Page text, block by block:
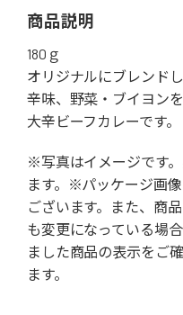
商品説明
180ｇ
オリジナルにブレンド
辛味、野菜・ブイヨン
大辛ビーフカレーです。
※写真はイメージです
ます。※パッケージ画
ございます。また、商
も変更になっている場
ました商品の表示をご
ます。